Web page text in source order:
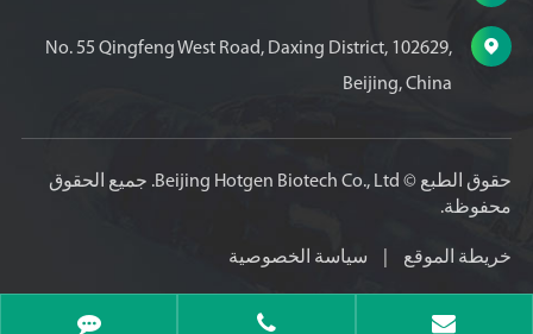

No. 55 Qingfeng West Road, Daxing District, 102629,
Beijing, China
حقوق الطبع © Beijing Hotgen Biotech Co., Ltd. جميع الحقوق
محفوظة.
خريطة الموقع سياسة الخصوصية